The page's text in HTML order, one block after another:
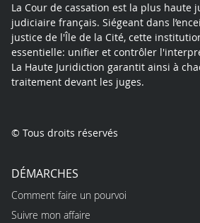
La Cour de cassation est la plus haute
judiciaire français. Siégeant dans
justice de l'Île de la Cité, cette
essentielle: unifier et contrôler
La Haute Juridiction garantit ainsi à
traitement devant les juges.
© Tous droits réservés
DÉMARCHES
Comment faire un pourvoi
Suivre mon affaire